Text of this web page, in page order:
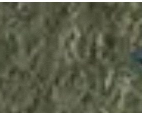
ATTACHMENTS
FORKS